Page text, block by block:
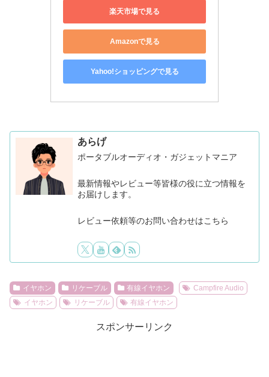
楽天市場で見る
Amazonで見る
Yahoo!ショッピングで見る
あらげ
ポータブルオーディオ・ガジェットマニア
最新情報やレビュー等皆様の役に立つ情報を
お届けします。
レビュー依頼等のお問い合わせはこちら
イヤホン リケーブル 有線イヤホン
Campfire Audio
イヤホン
リケーブル 有線イヤホン
スポンサーリンク